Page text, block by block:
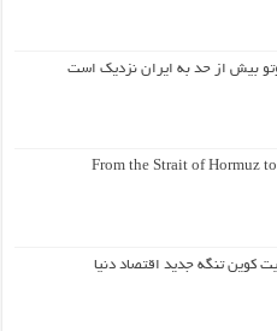
بیش از حد به ایران نزدیک است
From the Strait of Hormuz
کوین تنگه جدید اقتصاد دنیا